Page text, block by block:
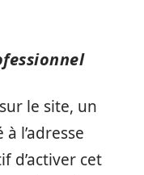
le site, un
l’adresse
d’activer cet